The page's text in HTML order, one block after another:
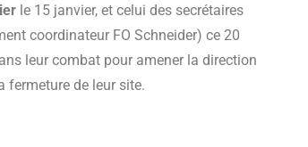
le 15 janvier, et celui des secrétaires
coordinateur FO Schneider) ce 20
leur combat pour amener la direction
fermeture de leur site.